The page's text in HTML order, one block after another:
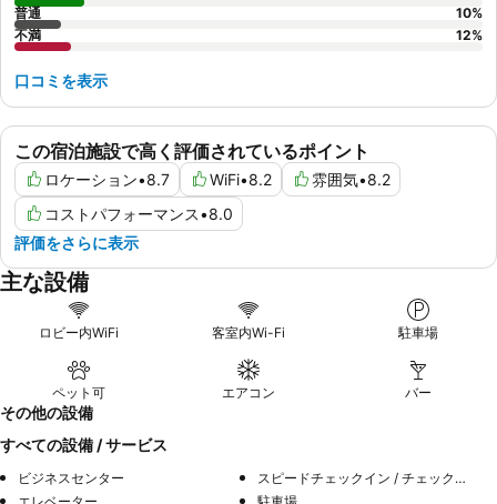
この宿泊施設で高く評価されているポイント
ロケーション•8.7 WiFi•8.2 雰囲気•8.2
コストパフォーマンス•8.0
評価をさらに表示
普通
10%
不満
12%
口コミを表示
主な設備
ロビー内WiFi 客室内Wi-Fi 駐車場
ペット可 エアコン バー
その他の設備
すべての設備 / サービス
ビジネスセンター
スピードチェックイン / チェックアウト